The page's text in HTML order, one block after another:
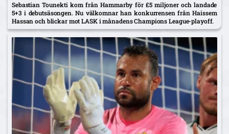
Sebastian Tounekti kom från Hammarby för £5 miljoner och landade
5+3 i debutsäsongen. Nu välkomnar han konkurrensen från Haissem
Hassan och blickar mot LASK i månadens Champions League-playoff.